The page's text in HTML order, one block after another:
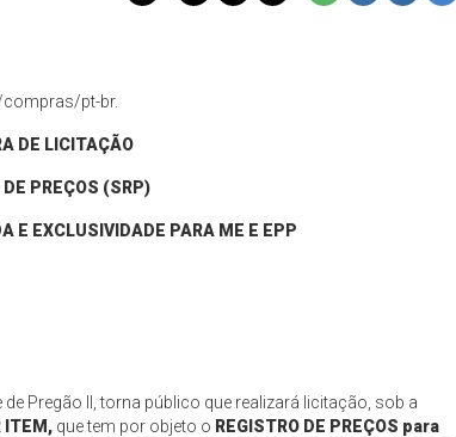
compras/pt-br.
DE LICITAÇÃO
PREÇOS (SRP)
E EXCLUSIVIDADE PARA ME E EPP
Pregão II, torna público que realizará licitação, sob a
ITEM, que tem por objeto o REGISTRO DE PREÇOS para